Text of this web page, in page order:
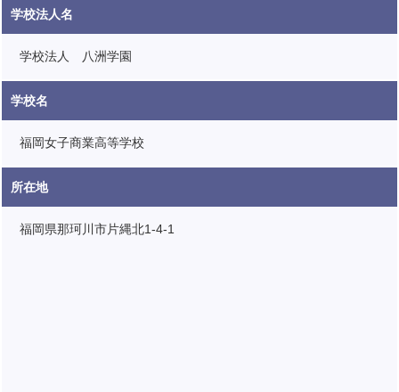
学校法人名
学校法人 八洲学園
学校名
福岡女子商業高等学校
所在地
福岡県那珂川市片縄北1-4-1